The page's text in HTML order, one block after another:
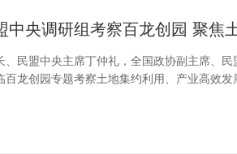
中央调研组考察百龙创园 聚焦
民盟中央主席丁仲礼，全国政协副主席、民
龙创园专题考察土地集约利用、产业高效发
创园通过建设多层厂房、数字化车间，将土
、智能排产优化空间布局，实现高效用地、绿